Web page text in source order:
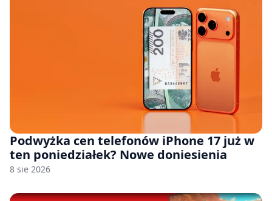
Podwyżka cen telefonów iPhone 17 już w
ten poniedziałek? Nowe doniesienia
8 sie 2026